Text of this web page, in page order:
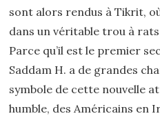
sont alors rendus à Tikrit,
dans un véritable trou à
Parce qu’il est le premier
Saddam H. a de grandes
symbole de cette nouvelle
humble, des Américains en